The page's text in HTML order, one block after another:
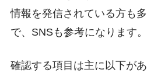
情報を発信されている方も
で、SNSも参考になります。
確認する項目は主に以下があ